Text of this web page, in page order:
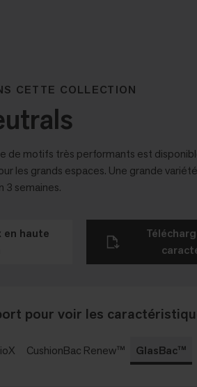
CETTE COLLECTION
de motifs très performants est
les grands espaces. Une grande
3 semaines.
pour voir les
CushionBac Renew™ GlasBac™
en haute